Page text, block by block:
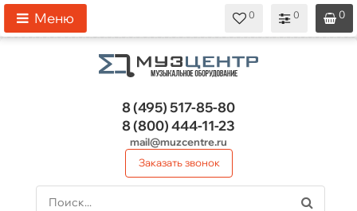
0
0
0
Меню
8 (495)517-85-80
8 (800)444-11-23
mail@muzcentre.ru
Заказать звонок